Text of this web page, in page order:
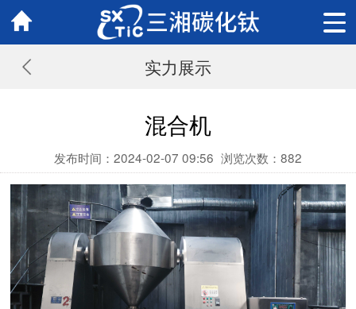
实力展示
混合机
发布时间：2024-02-07 09:56 浏览次数： 882